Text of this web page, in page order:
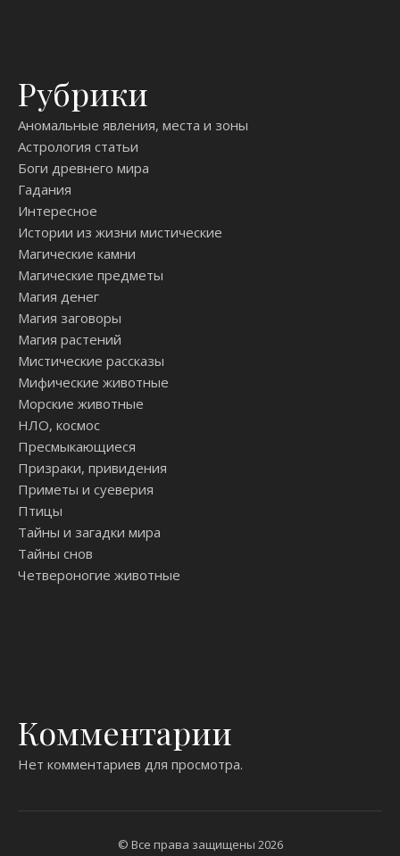
Рубрики
Аномальные явления, места и зоны
Астрология статьи
Боги древнего мира
Гадания
Интересное
Истории из жизни мистические
Магические камни
Магические предметы
Магия денег
Магия заговоры
Магия растений
Мистические рассказы
Мифические животные
Морские животные
НЛО, космос
Пресмыкающиеся
Призраки, привидения
Приметы и суеверия
Птицы
Тайны и загадки мира
Тайны снов
Четвероногие животные
Комментарии
Нет комментариев для просмотра.
© Все права защищены 2026